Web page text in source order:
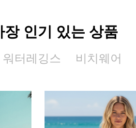
장 인기 있는 상품
워터레깅스 비치웨어